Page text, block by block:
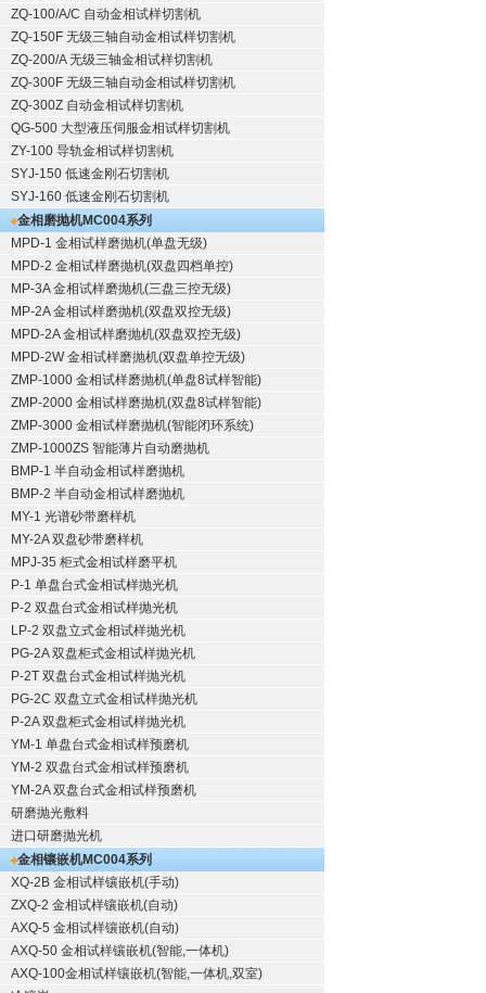
ZQ-100/A/C 自动金相试样切割机
ZQ-150F 无级三轴自动金相试样切割机
ZQ-200/A 无级三轴金相试样切割机
ZQ-300F 无级三轴自动金相试样切割机
ZQ-300Z 自动金相试样切割机
QG-500 大型液压伺服金相试样切割机
ZY-100 导轨金相试样切割机
SYJ-150 低速金刚石切割机
SYJ-160 低速金刚石切割机
金相磨抛机MC004系列
MPD-1 金相试样磨抛机(单盘无级)
MPD-2 金相试样磨抛机(双盘四档单控)
MP-3A 金相试样磨抛机(三盘三控无级)
MP-2A 金相试样磨抛机(双盘双控无级)
MPD-2A 金相试样磨抛机(双盘双控无级)
MPD-2W 金相试样磨抛机(双盘单控无级)
ZMP-1000 金相试样磨抛机(单盘8试样智能)
ZMP-2000 金相试样磨抛机(双盘8试样智能)
ZMP-3000 金相试样磨抛机(智能闭环系统)
ZMP-1000ZS 智能薄片自动磨抛机
BMP-1 半自动金相试样磨抛机
BMP-2 半自动金相试样磨抛机
MY-1 光谱砂带磨样机
MY-2A 双盘砂带磨样机
MPJ-35 柜式金相试样磨平机
P-1 单盘台式金相试样抛光机
P-2 双盘台式金相试样抛光机
LP-2 双盘立式金相试样抛光机
PG-2A 双盘柜式金相试样抛光机
P-2T 双盘台式金相试样抛光机
PG-2C 双盘立式金相试样抛光机
P-2A 双盘柜式金相试样抛光机
YM-1 单盘台式金相试样预磨机
YM-2 双盘台式金相试样预磨机
YM-2A 双盘台式金相试样预磨机
研磨抛光敷料
进口研磨抛光机
金相镶嵌机MC004系列
XQ-2B 金相试样镶嵌机(手动)
ZXQ-2 金相试样镶嵌机(自动)
AXQ-5 金相试样镶嵌机(自动)
AXQ-50 金相试样镶嵌机(智能,一体机)
AXQ-100金相试样镶嵌机(智能,一体机,双室)